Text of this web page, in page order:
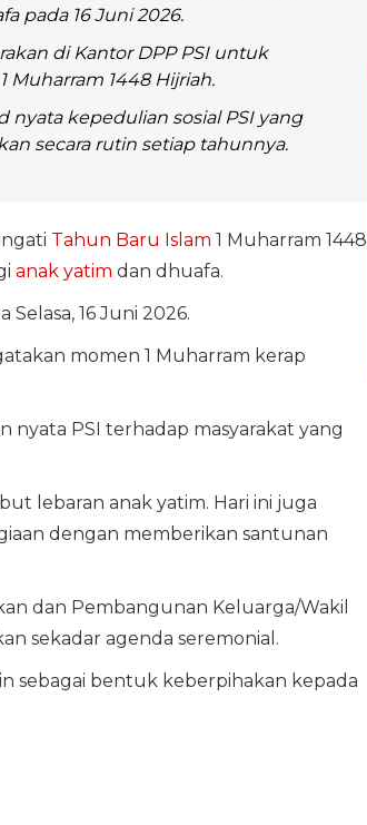
pada 16 Juni 2026.
di Kantor DPP PSI untuk
Muharram 1448 Hijriah.
kepedulian sosial PSI yang
secara rutin setiap tahunnya.
Tahun Baru Islam 1 Muharram 1448
anak yatim dan dhuafa.
16 Juni 2026.
momen 1 Muharram kerap
nyata PSI terhadap masyarakat yang
lebaran anak yatim. Hari ini juga
dengan memberikan santunan
dan Pembangunan Keluarga/Wakil
sekadar agenda seremonial.
sebagai bentuk keberpihakan kepada